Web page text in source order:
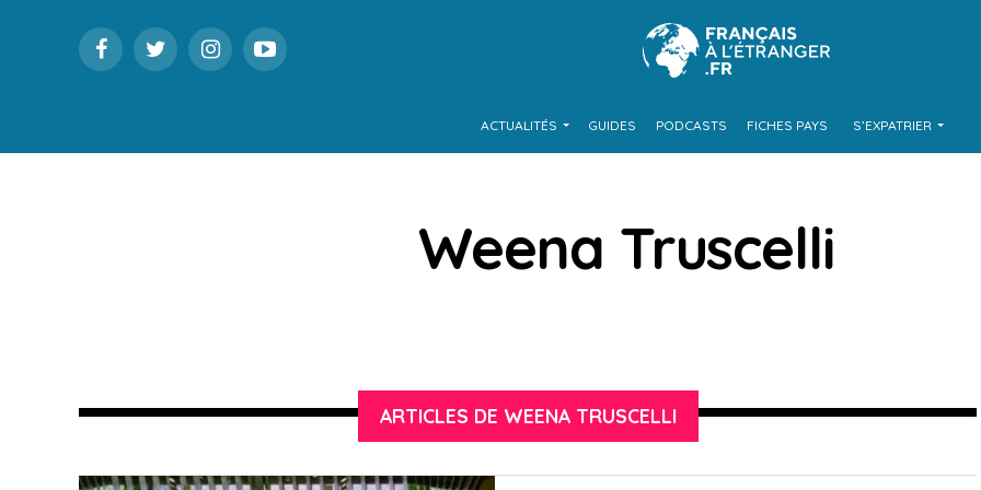
ACTUALITÉS GUIDES PODCASTS FICHES PAYS S’EXPATRIER
Weena Truscelli
ARTICLES DE WEENA TRUSCELLI